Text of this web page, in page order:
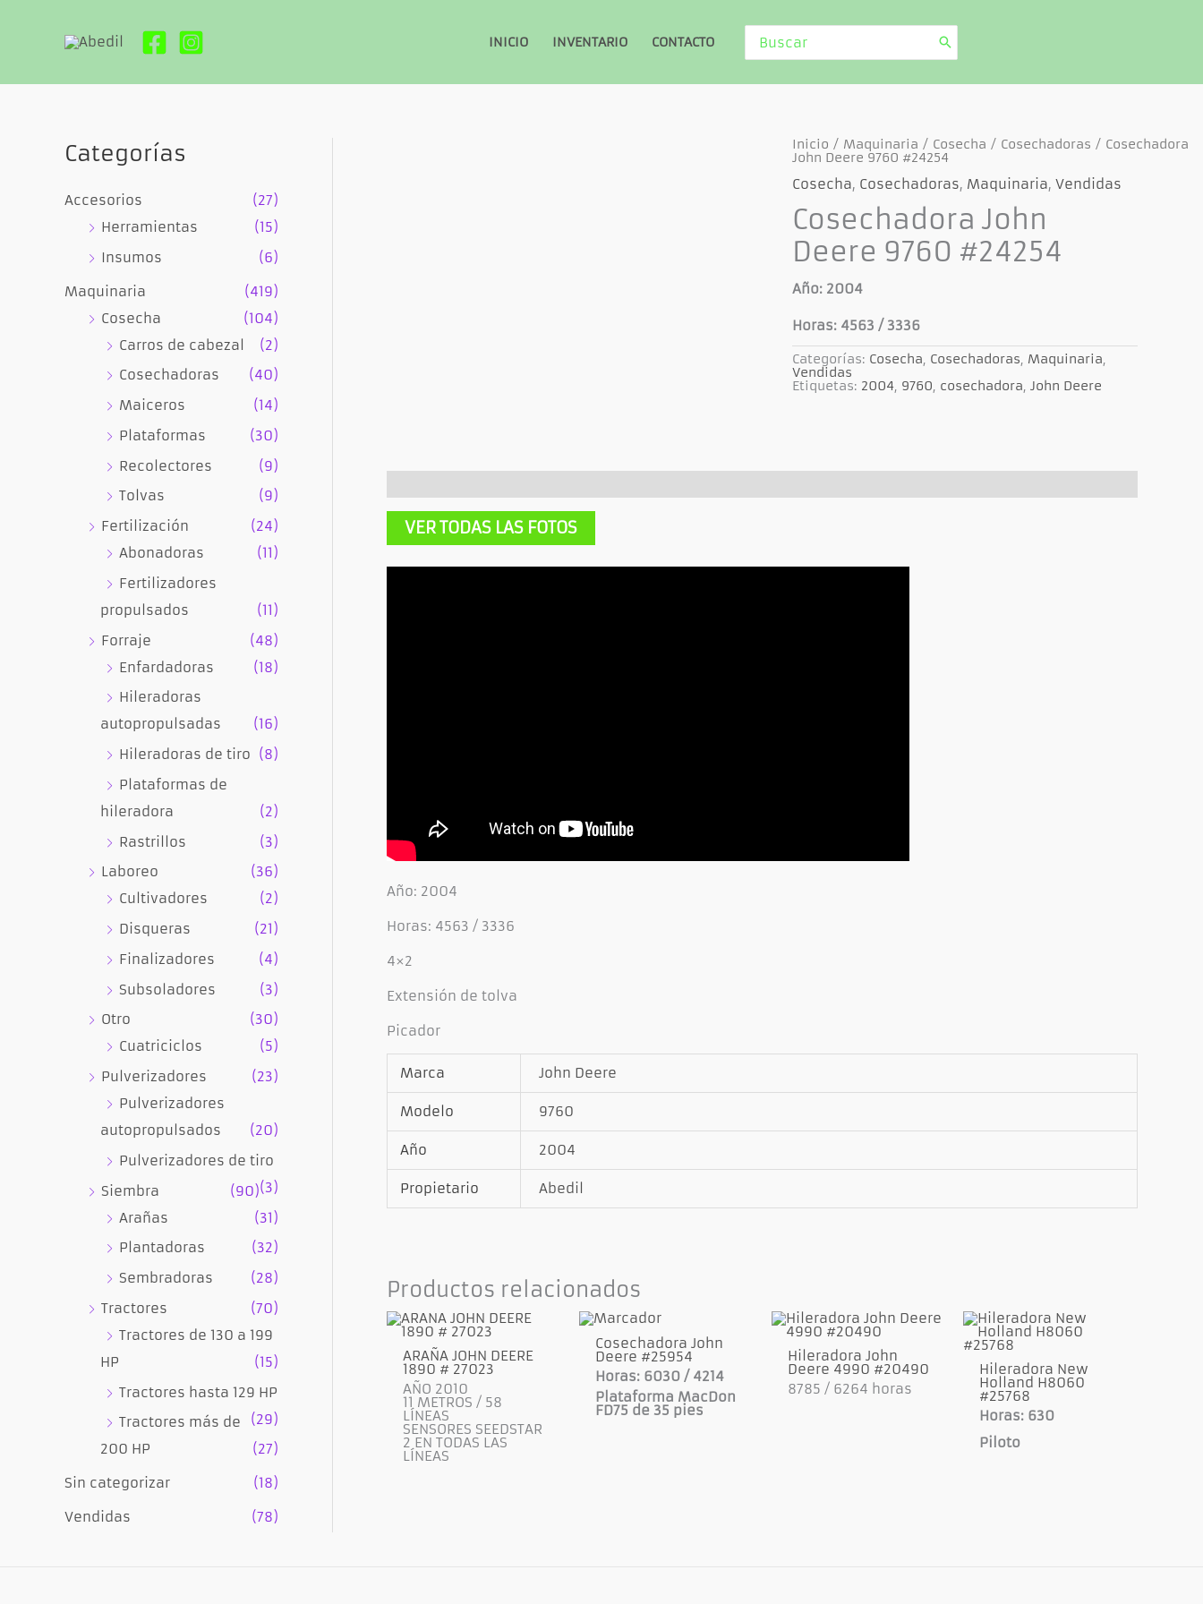
contenido
INICIO INVENTARIO CONTACTO
por:
Categorías
Accesorios
(27)
Herramientas
(15)
Insumos
(6)
Maquinaria
(419)
Cosecha
(104)
Carros de cabezal
(2)
Cosechadoras
(40)
Maiceros
(14)
Plataformas
(30)
Recolectores
(9)
Tolvas
(9)
Fertilización
(24)
Abonadoras
(11)
Fertilizadores
propulsados
(11)
Forraje
(48)
Enfardadoras
(18)
Hileradoras
autopropulsadas
(16)
Hileradoras de tiro (8)
Plataformas de
hileradora
(2)
Rastrillos
(3)
Laboreo
(36)
Cultivadores
(2)
Disqueras
(21)
Finalizadores
(4)
Subsoladores
(3)
Otro
(30)
Cuatriciclos
(5)
Pulverizadores
(23)
Pulverizadores
autopropulsados
(20)
Pulverizadores de tiro
(3)
Siembra
(90)
Arañas
(31)
Plantadoras
(32)
Sembradoras
(28)
Tractores
(70)
Tractores de 130 a 199
HP
(15)
Tractores hasta 129 HP
(29)
Tractores más de
200 HP
(27)
Sin categorizar
(18)
Vendidas
(78)
Inicio / Maquinaria / Cosecha / Cosechadoras / Cosechadora
John Deere 9760 #24254
Cosecha, Cosechadoras, Maquinaria,Vendidas
Cosechadora John
Deere 9760 #24254
Año: 2004
Horas: 4563 / 3336
Categorías: Cosecha, Cosechadoras, Maquinaria,
Vendidas
Etiquetas: 2004, 9760, cosechadora,John Deere
VER TODAS LAS FOTOS
Año: 2004
Horas: 4563 / 3336
4×2
Extensión de tolva
Picador
Marca John Deere
Modelo 9760
Año 2004
Propietario Abedil
Productos relacionados
ARAÑA JOHN DEERE
1890 # 27023
AÑO 2010
11 METROS / 58
LÍNEAS
SENSORES SEEDSTAR
2 EN TODAS LAS
LÍNEAS
Cosechadora John
Deere #25954
Horas: 6030 / 4214
Plataforma MacDon
FD75 de 35 pies
Hileradora John
Deere 4990 #20490
8785 / 6264 horas
Hileradora New
Holland H8060
#25768
Horas: 630
Piloto